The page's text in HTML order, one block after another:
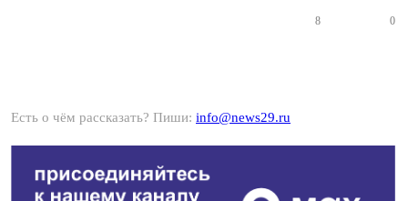
8 0
Есть о чём рассказать? Пиши: info@news29.ru